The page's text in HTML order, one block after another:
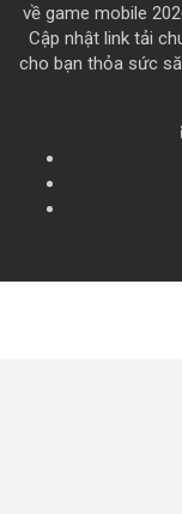
về game mobile
Cập nhật link tải
cho bạn thỏa sức